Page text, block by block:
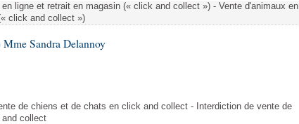
ligne et retrait en magasin (« click and collect ») - Vente d'animaux en
click and collect »)
Sandra Delannoy
de chiens et de chats en click and collect - Interdiction de vente de
collect